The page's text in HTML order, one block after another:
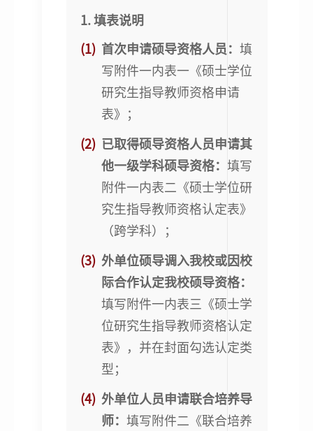
1. 填表说明
(1) 首次申请硕导资格人员： 填
写附件一内表一《硕士学位
研究生指导教师资格申请
表》；
(2) 已取得硕导资格人员申请其
他一级学科硕导资格： 填写
附件一内表二《硕士学位研
究生指导教师资格认定表》
（跨学科）；
(3) 外单位硕导调入我校或因校
际合作认定我校硕导资格：
填写附件一内表三《硕士学
位研究生指导教师资格认定
表》，并在封面勾选认定类
型；
(4) 外单位人员申请联合培养导
师： 填写附件二《联合培养